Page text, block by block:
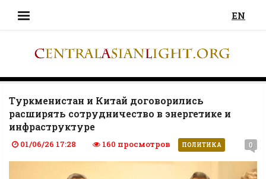
EN
Туркменистан и Китай договорились
расширять сотрудничество в энергетике и
инфраструктуре
01/06/26 17:28 160 просмотров ПОЛИТИКА 0